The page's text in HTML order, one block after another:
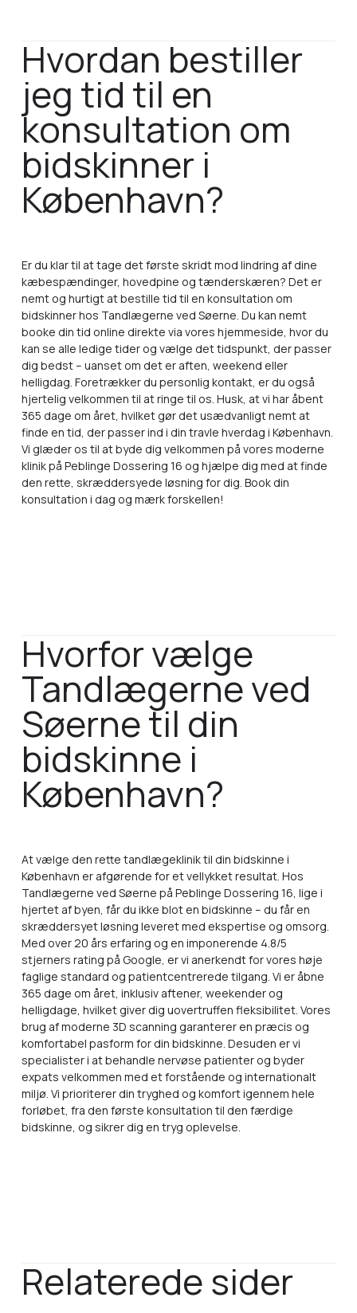
Hvordan bestiller
jeg tid til en
konsultation om
bidskinner i
København?
Er du klar til at tage det første skridt mod lindring af dine
kæbespændinger, hovedpine og tænderskæren? Det er
nemt og hurtigt at bestille tid til en konsultation om
bidskinner hos Tandlægerne ved Søerne. Du kan nemt
booke din tid online direkte via vores hjemmeside, hvor du
kan se alle ledige tider og vælge det tidspunkt, der passer
dig bedst – uanset om det er aften, weekend eller
helligdag. Foretrækker du personlig kontakt, er du også
hjertelig velkommen til at ringe til os. Husk, at vi har åbent
365 dage om året, hvilket gør det usædvanligt nemt at
finde en tid, der passer ind i din travle hverdag i København.
Vi glæder os til at byde dig velkommen på vores moderne
klinik på Peblinge Dossering 16 og hjælpe dig med at finde
den rette, skræddersyede løsning for dig. Book din
konsultation i dag og mærk forskellen!
Hvorfor vælge
Tandlægerne ved
Søerne til din
bidskinne i
København?
At vælge den rette tandlægeklinik til din bidskinne i
København er afgørende for et vellykket resultat. Hos
Tandlægerne ved Søerne på Peblinge Dossering 16, lige i
hjertet af byen, får du ikke blot en bidskinne – du får en
skræddersyet løsning leveret med ekspertise og omsorg.
Med over 20 års erfaring og en imponerende 4.8/5
stjerners rating på Google, er vi anerkendt for vores høje
faglige standard og patientcentrerede tilgang. Vi er åbne
365 dage om året, inklusiv aftener, weekender og
helligdage, hvilket giver dig uovertruffen fleksibilitet. Vores
brug af moderne 3D scanning garanterer en præcis og
komfortabel pasform for din bidskinne. Desuden er vi
specialister i at behandle nervøse patienter og byder
expats velkommen med et forstående og internationalt
miljø. Vi prioriterer din tryghed og komfort igennem hele
forløbet, fra den første konsultation til den færdige
bidskinne, og sikrer dig en tryg oplevelse.
Relaterede sider